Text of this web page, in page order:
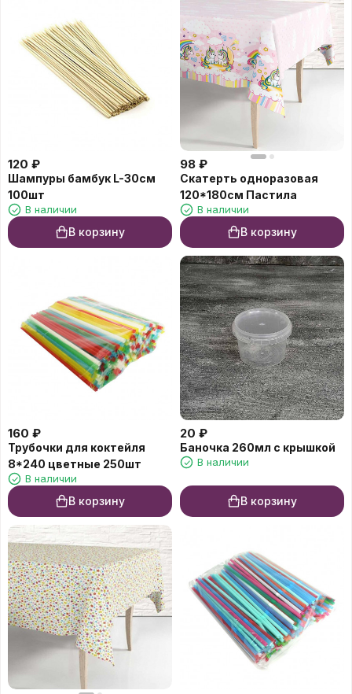
120 ₽
Шампуры бамбук L-30см
100шт
В наличии
В корзину
98 ₽
Скатерть одноразовая
120*180см Пастила
В наличии
В корзину
160 ₽
Трубочки для коктейля
8*240 цветные 250шт
В наличии
В корзину
20 ₽
Баночка 260мл с крышкой
В наличии
В корзину